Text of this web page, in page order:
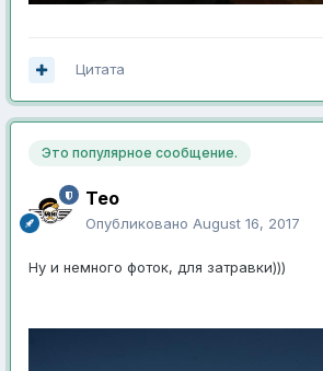
Цитата
Это популярное сообщение.
Тео
Опубликовано August 16, 2017
Ну и немного фоток, для затравки)))